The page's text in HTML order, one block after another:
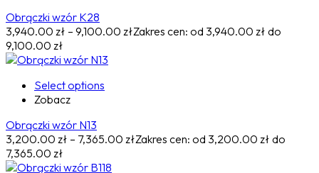
Obrączki wzór K28
3,940.00 zł – 9,100.00 złZakres cen: od 3,940.00 zł do
9,100.00 zł
Select options
Zobacz
Obrączki wzór N13
3,200.00 zł – 7,365.00 złZakres cen: od 3,200.00 zł do
7,365.00 zł